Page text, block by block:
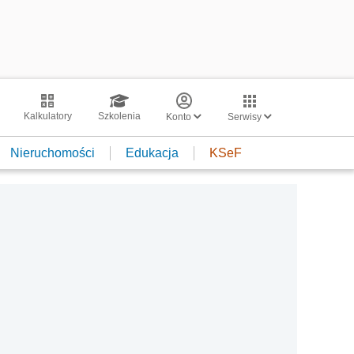
Kalkulatory Szkolenia Konto Serwisy
Nieruchomości Edukacja KSeF